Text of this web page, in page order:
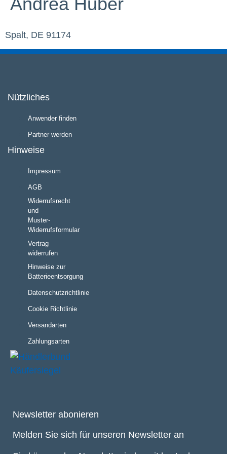
Spalt, DE 91174
Nützliches
Anwender finden
Partner werden
Hinweise
Impressum
AGB
Widerrufsrecht
und
Muster-
Widerrufsformular
Vertrag
widerrufen
Hinweise zur
Batterieentsorgung
Datenschutzrichtlinie
Cookie Richtlinie
Versandarten
Zahlungsarten
Newsletter abonieren
Melden Sie sich für unseren Newsletter an